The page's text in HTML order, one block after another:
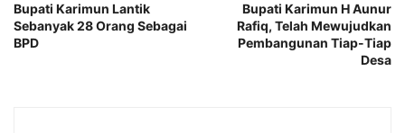
Bupati Karimun Lantik
Sebanyak 28 Orang Sebagai
BPD
Bupati Karimun H Aunur
Rafiq, Telah Mewujudkan
Pembangunan Tiap-Tiap
Desa